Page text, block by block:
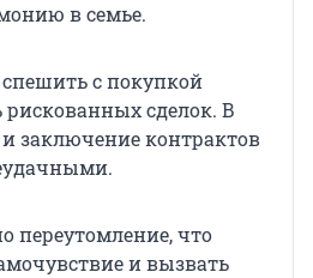
в семье.
с покупкой
рискованных сделок. В
заключение контрактов
переутомление, что
и вызвать